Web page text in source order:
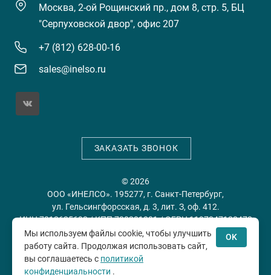
Москва, 2-ой Рощинский пр., дом 8, стр. 5, БЦ
"Серпуховской двор", офис 207
+7 (812) 628-00-16
sales@inelso.ru
ЗАКАЗАТЬ ЗВОНОК
© 2026
ООО «ИНЕЛСО». 195277, г. Санкт-Петербург,
ул. Гельсингфорсская, д. 3, лит. З, оф. 412.
ИНН 7813635698 / КПП 780201001 / ОГРН 1197847128478
Политика конфиденциальности
соглашение
Мы используем файлы cookie, чтобы улучшить
работу сайта. Продолжая использовать сайт,
вы соглашаетесь с политикой
конфиденциальности .
OK